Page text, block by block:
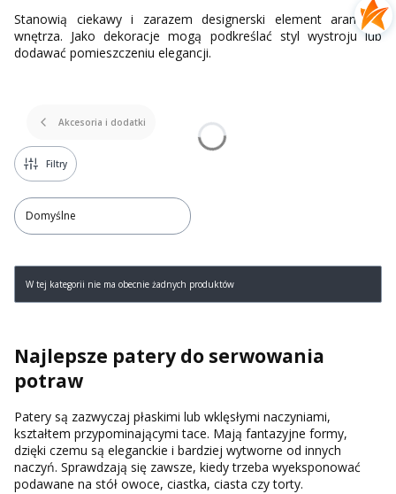
Stanowią ciekawy i zarazem designerski element aranżacji
wnętrza. Jako dekoracje mogą podkreślać styl wystroju lub
dodawać pomieszczeniu elegancji.
Akcesoria i dodatki
Filtry
Domyślne
Lista produktów
W tej kategorii nie ma obecnie żadnych produktów
Najlepsze patery do serwowania
potraw
Patery są zazwyczaj płaskimi lub wklęsłymi naczyniami,
kształtem przypominającymi tace. Mają fantazyjne formy,
dzięki czemu są eleganckie i bardziej wytworne od innych
naczyń. Sprawdzają się zawsze, kiedy trzeba wyeksponować
podawane na stół owoce, ciastka, ciasta czy torty.